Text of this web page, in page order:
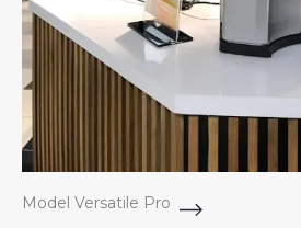
Model Versatile Pro